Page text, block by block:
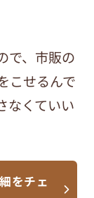
で、市販の
こせるんで
なくていい
をチェ